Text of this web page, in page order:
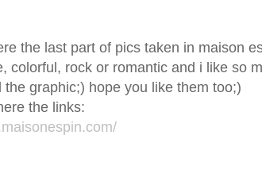
the last part of pics taken in maison
colorful, rock or romantic and i like so
graphic;) hope you like them too;)
the links: